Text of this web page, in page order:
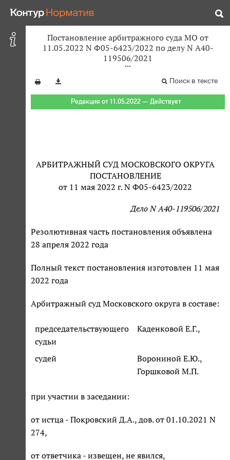
Постановление арбитражного суда МО от
11.05.2022 N Ф05-6423/2022 по делу N А40-
119506/2021
Поиск в тексте
Редакция от 11.05.2022 — Действует
АРБИТРАЖНЫЙ СУД МОСКОВСКОГО ОКРУГА
ПОСТАНОВЛЕНИЕ
от 11 мая 2022 г. N Ф05-6423/2022
Дело N А40-119506/2021
Резолютивная часть постановления объявлена
28 апреля 2022 года
Полный текст постановления изготовлен 11 мая
2022 года
Арбитражный суд Московского округа в составе:
председательствующего
судьи
Каденковой Е.Г.,
судей
Ворониной Е.Ю.,
Горшковой М.П.
при участии в заседании:
от истца - Покровский Д.А., дов. от 01.10.2021 N
274,
от ответчика - извещен, не явился,